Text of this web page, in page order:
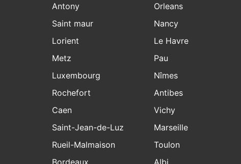
Antony
Saint maur
Lorient
Metz
Luxembourg
Rochefort
Orleans
Nancy
Le Havre
Pau
Nîmes
Antibes
Caen
Saint-Jean-de-Luz
Rueil-Malmaison
Bordeaux
Vichy
Marseille
Toulon
Albi